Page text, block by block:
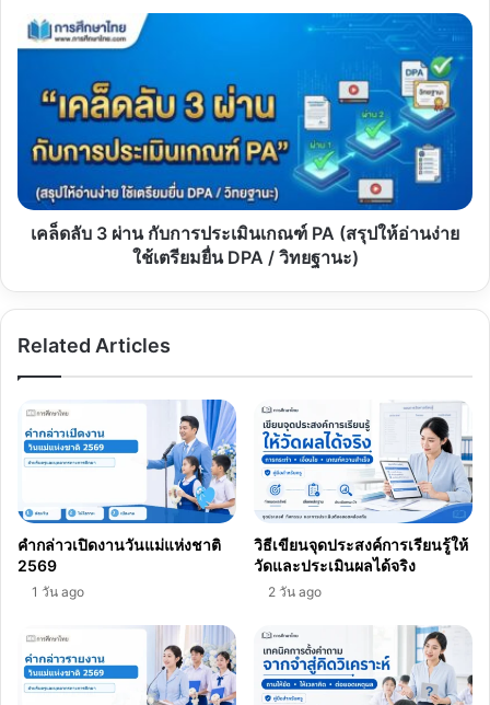
ของ
คุณครู
เคล็ด
ลับ
ผ่าน
การ
ประเมิน
เกณฑ์
PA
(สรุป
เตรียม
วิทยฐานะ)
เคล็ดลับ 3 ผ่าน กับการประเมินเกณฑ์ PA (สรุปให้อ่านง่าย
ใช้เตรียมยื่น DPA / วิทยฐานะ)
Related Articles
คำกล่าวเปิดงานวันแม่แห่งชาติ
2569
1 วัน ago
วิธีเขียนจุดประสงค์การเรียนรู้ให้
วัดและประเมินผลได้จริง
2 วัน ago